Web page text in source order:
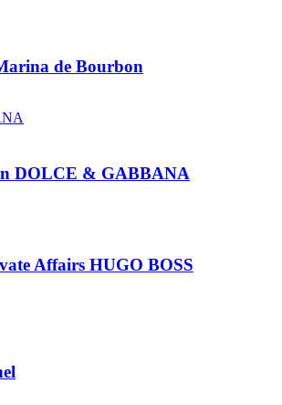
de Bourbon
DOLCE & GABBANA
Affairs HUGO BOSS